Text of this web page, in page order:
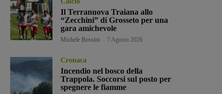
Il Terranuova Traiana allo
“Zecchini” di Grosseto per una
gara amichevole
Michele Bossini 7 Agosto 2026
Cronaca
Incendio nel bosco della
Trappola. Soccorsi sul posto per
spegnere le fiamme